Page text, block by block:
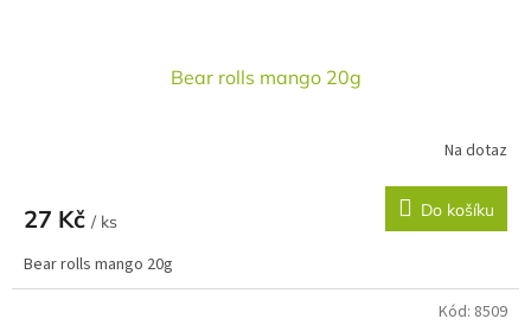
Bear rolls mango 20g
Na dotaz
27 Kč / ks
Do košíku
Bear rolls mango 20g
Kód: 8509